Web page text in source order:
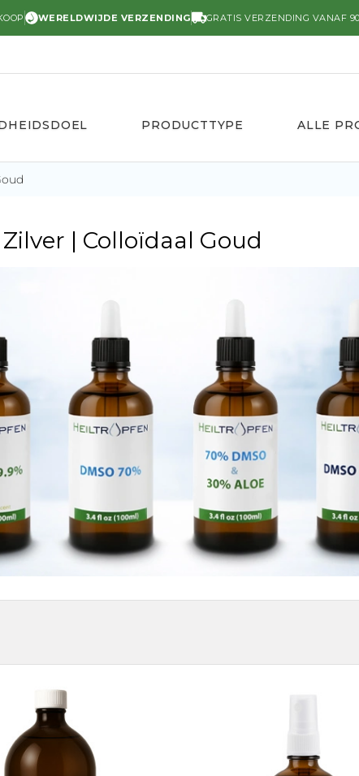
WERELDWIJDE VERZENDING GRATIS VERZENDING VANAF
PRODUCTTYPE ALLE
| Colloïdaal Goud